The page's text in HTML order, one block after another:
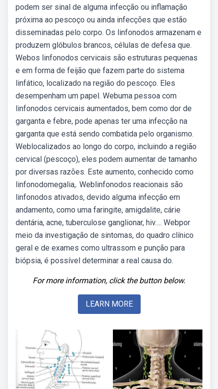
podem ser sinal de alguma infecção ou inflamação
próxima ao pescoço ou ainda infecções que estão
disseminadas pelo corpo. Os linfonodos armazenam e
produzem glóbulos brancos, células de defesa que.
Webos linfonodos cervicais são estruturas pequenas
e em forma de feijão que fazem parte do sistema
linfático, localizado na região do pescoço. Eles
desempenham um papel. Webuma pessoa com
linfonodos cervicais aumentados, bem como dor de
garganta e febre, pode apenas ter uma infecção na
garganta que está sendo combatida pelo organismo.
Weblocalizados ao longo do corpo, incluindo a região
cervical (pescoço), eles podem aumentar de tamanho
por diversas razões. Este aumento, conhecido como
linfonodomegalia,. Weblinfonodos reacionais são
linfonodos ativados, devido alguma infecção em
andamento, como uma faringite, amigdalite, cárie
dentária, acne, tuberculose ganglionar, hiv…. Webpor
meio da investigação de sintomas, do quadro clínico
geral e de exames como ultrassom e punção para
biópsia, é possível determinar a real causa do.
For more information, click the button below.
LEARN MORE